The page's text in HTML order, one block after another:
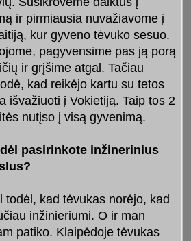
ir pirmiausia nuvažiavome į
kur gyveno tėvuko sesuo.
pagyvensime pas ją porą
ir grįšime atgal. Tačiau
kad reikėjo kartu su tetos
išvažiuoti į Vokietiją. Taip tos 2
nutįso į visą gyvenimą.
pasirinkote inžinerinius
todėl, kad tėvukas norėjo, kad
inžinieriumi. O ir man
patiko. Klaipėdoje tėvukas